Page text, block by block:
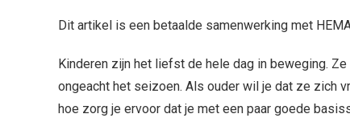
Dit artikel is een betaalde samenwerking met
Kinderen zijn het liefst de hele dag in beweging.
ongeacht het seizoen. Als ouder wil je dat ze zich
hoe zorg je ervoor dat je met een paar goede